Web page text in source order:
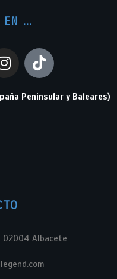
EN ...
Peninsular y Baleares)
02004 Albacete